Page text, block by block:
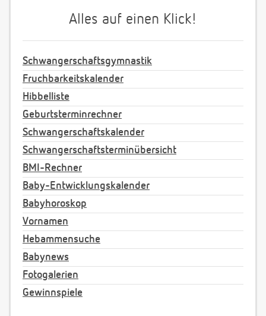
Alles auf einen Klick!
Schwangerschaftsgymnastik
Fruchbarkeitskalender
Hibbelliste
Geburtsterminrechner
Schwangerschaftskalender
Schwangerschaftsterminübersicht
BMI-Rechner
Baby-Entwicklungskalender
Babyhoroskop
Vornamen
Hebammensuche
Babynews
Fotogalerien
Gewinnspiele